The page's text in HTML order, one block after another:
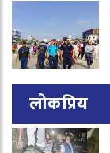
लोकप्रिय